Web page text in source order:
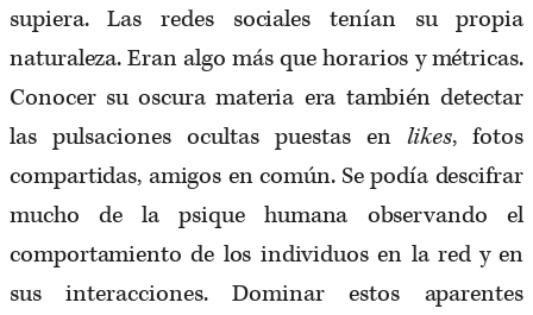
supiera. Las redes sociales tenían su propia
naturaleza. Eran algo más que horarios y métricas.
Conocer su oscura materia era también detectar
las pulsaciones ocultas puestas enlikes, fotos
compartidas, amigos en común. Se podía descifrar
mucho de la psique humana observando el
comportamiento de los individuos en la red y en
sus interacciones. Dominar estos aparentes